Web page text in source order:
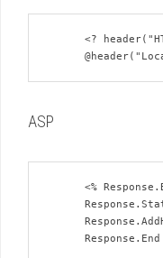
ASP